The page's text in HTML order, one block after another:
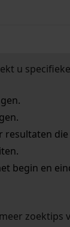
u
die
begin en
zoektips